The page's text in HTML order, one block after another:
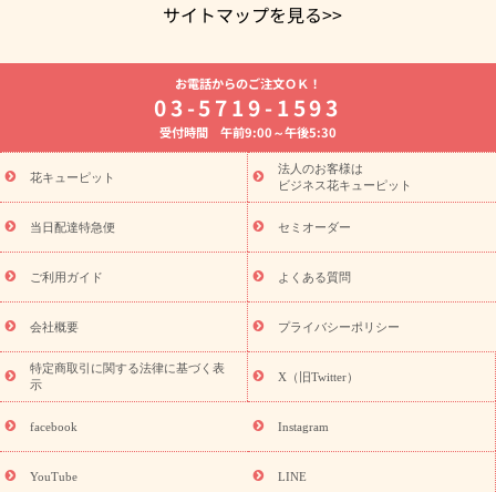
サイトマップを見る>>
よく贈られる花
お祝いの花特集
誕生日フラワーギフト特集
8月の誕生花(トルコキキョウ)
開店・開業祝い
お供え・お悔やみ お供え・お悔やみの花
通夜・葬儀に贈る花 胡蝶蘭・花鉢
ーブドフラワー
季節のイベント
ひまわり ギフト・プレゼント
特集
お盆 花（新盆・初盆） 季節のイベント
お盆 花（新
盆・初盆）
お盆 花（新盆・初盆）
お盆・お供え 花とセットギ
フト
お盆・お供え プリザーブドフラワー
ひまわり ギフト・プ
レゼント特集
夏の花贈り・お中元・暑中見舞い 花のギフト特集
敬老の日におくる花ギフト・プレゼント特集
花ギフト・プレゼント特集
敬老の日 花のおすすめランキング
敬
老の日 花鉢植えのギフト・プレゼント特集
敬老の日 花とセットギ
フト・プレゼント特集
敬老の日の花 全てのギフト一覧
キャン
ペーン
映画『ウォーターガーディアンズ』コラボキャンペーン
「きょう誕生日なんです」キャンペーン
誕生日の花を探す
誕生日フラワーギフト 誕生日フラワーギフト特集
9月の誕生花(リンドウ)
お電話からのご注文ＯＫ！
03-5719-1593
受付時間 午前9:00～午後5:30
花キューピット
法人のお客様は
ビジネス花キューピット
当日配達特急便 セミオーダー
ご利用ガイド よくある質問
会社概要 プライバシーポリシー
特定商取引に関する法律に基づく表
示
X（旧Twitter）
facebook Instagram
YouTube LINE